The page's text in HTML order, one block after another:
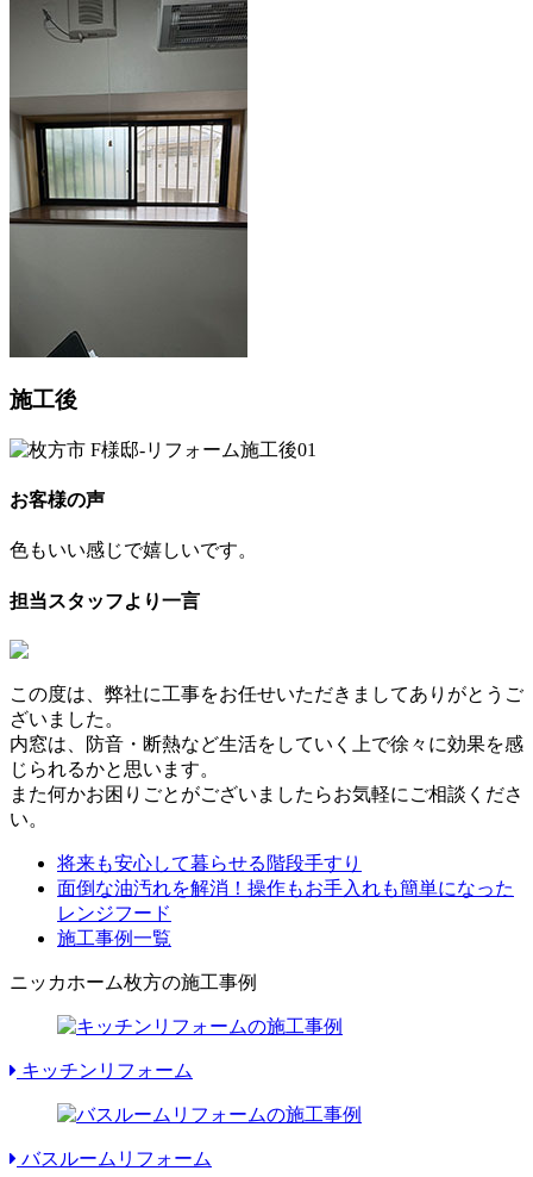
施工後
お客様の声
色もいい感じで嬉しいです。
担当スタッフより一言
この度は、弊社に工事をお任せいただきましてありがとうご
ざいました。
内窓は、防音・断熱など生活をしていく上で徐々に効果を感
じられるかと思います。
また何かお困りごとがございましたらお気軽にご相談くださ
い。
将来も安心して暮らせる階段手すり
面倒な油汚れを解消！操作もお手入れも簡単になった
レンジフード
施工事例一覧
ニッカホーム枚方の施工事例
キッチンリフォーム
バスルームリフォーム